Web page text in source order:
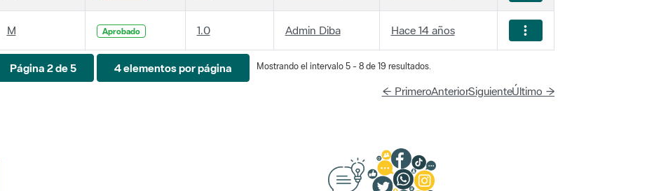
M Aprobado 1.0 Admin Diba Hace 14 años
Página 2 de 5 4 elementos por página Mostrando el intervalo 5 - 8 de 19 resultados.
← PrimeroAnteriorSiguienteÚltimo →